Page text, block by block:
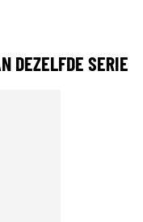
DEZELFDE SERIE